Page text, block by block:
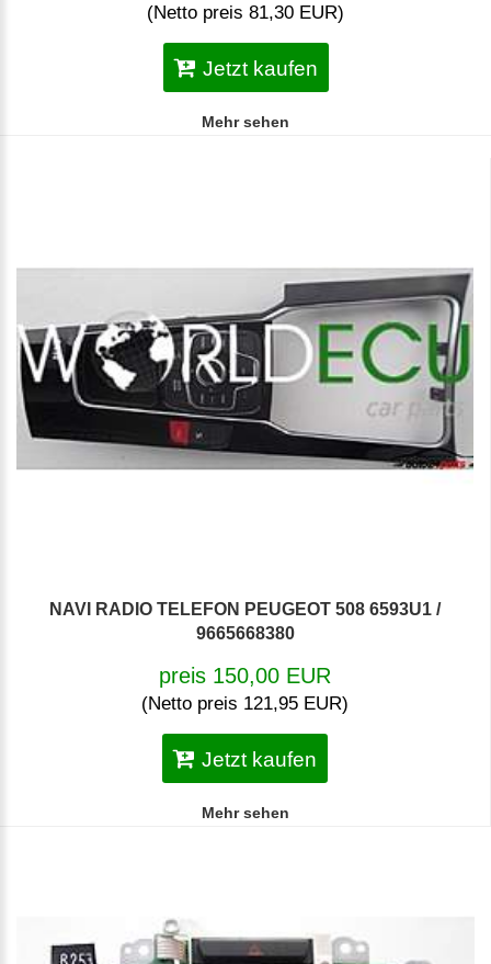
(Netto preis 81,30 EUR)
Jetzt kaufen
Mehr sehen
NAVI RADIO TELEFON PEUGEOT 508 6593U1 /
9665668380
preis 150,00 EUR
(Netto preis 121,95 EUR)
Jetzt kaufen
Mehr sehen